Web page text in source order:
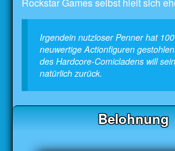
Irgendein nutzloser Penner hat
neuwertige Actionfiguren
des Hardcore-Comicladens will
natürlich zurück.
Belohnung